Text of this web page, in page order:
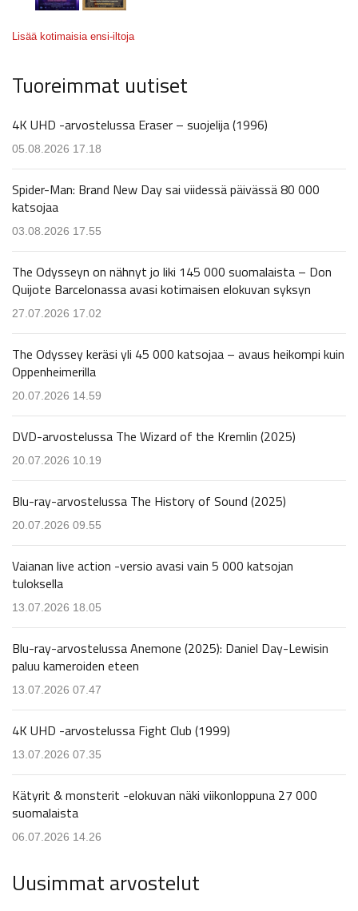
Lisää kotimaisia ensi-iltoja
Tuoreimmat uutiset
4K UHD -arvostelussa Eraser – suojelija (1996)
05.08.2026 17.18
Spider-Man: Brand New Day sai viidessä päivässä 80 000
katsojaa
03.08.2026 17.55
The Odysseyn on nähnyt jo liki 145 000 suomalaista – Don
Quijote Barcelonassa avasi kotimaisen elokuvan syksyn
27.07.2026 17.02
The Odyssey keräsi yli 45 000 katsojaa – avaus heikompi kuin
Oppenheimerilla
20.07.2026 14.59
DVD-arvostelussa The Wizard of the Kremlin (2025)
20.07.2026 10.19
Blu-ray-arvostelussa The History of Sound (2025)
20.07.2026 09.55
Vaianan live action -versio avasi vain 5 000 katsojan
tuloksella
13.07.2026 18.05
Blu-ray-arvostelussa Anemone (2025): Daniel Day-Lewisin
paluu kameroiden eteen
13.07.2026 07.47
4K UHD -arvostelussa Fight Club (1999)
13.07.2026 07.35
Kätyrit & monsterit -elokuvan näki viikonloppuna 27 000
suomalaista
06.07.2026 14.26
Uusimmat arvostelut